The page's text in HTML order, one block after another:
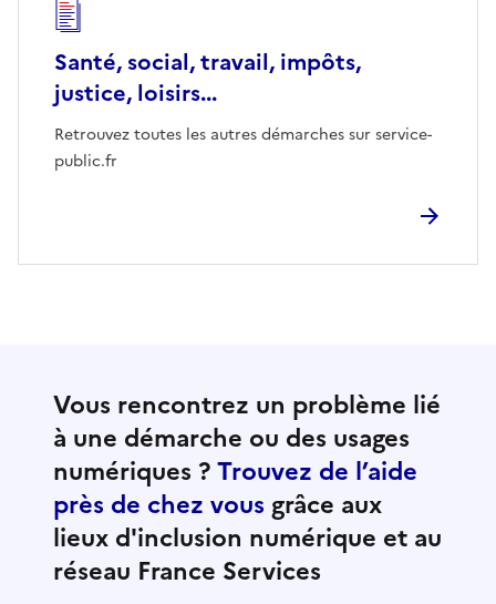
Santé, social, travail, impôts,
justice, loisirs...
Retrouvez toutes les autres démarches sur service-
public.fr
Vous rencontrez un problème lié
à une démarche ou des usages
numériques ?Trouvez de l’aide
près de chez vous grâce aux
lieux d'inclusion numérique et au
réseau France Services